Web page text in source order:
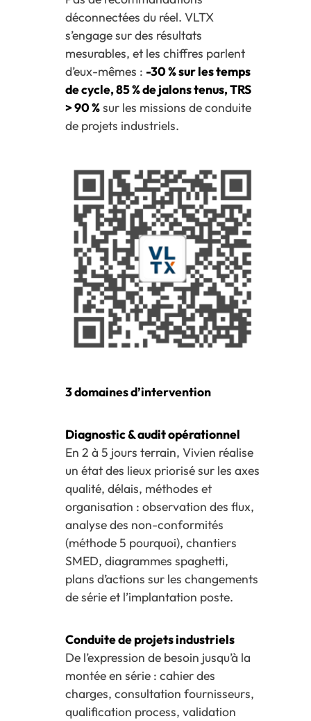
déconnectées du réel. VLTX
s’engage sur des résultats
mesurables, et les chiffres parlent
d’eux-mêmes : -30 % sur les temps
de cycle, 85 % de jalons tenus, TRS
> 90 %sur les missions de conduite
de projets industriels.
3 domaines d’intervention
Diagnostic & audit opérationnel
En 2 à 5 jours terrain, Vivien réalise
un état des lieux priorisé sur les axes
qualité, délais, méthodes et
organisation : observation des flux,
analyse des non-conformités
(méthode 5 pourquoi), chantiers
SMED, diagrammes spaghetti,
plans d’actions sur les changements
de série et l’implantation poste.
Conduite de projets industriels
De l’expression de besoin jusqu’à la
montée en série : cahier des
charges, consultation fournisseurs,
qualification process, validation